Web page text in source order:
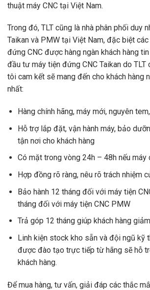
thuật máy CNC tại Việt Nam.
Trong đó, TLT cũng là nhà phân phối duy
Taikan và PMW tại Việt Nam, đặc biệt
đứng CNC được hàng ngàn khách hàng
đầu tư máy tiện đứng CNC Taikan do TLT
tôi cam kết sẽ mang đến cho khách hàng
nhất:
Hàng chính hãng, máy mới, nguyên
Hỗ trợ lắp đặt, vận hành máy, bảo
tận nơi cho khách hàng
Có mặt trong vòng 24h – 48h nếu máy
Hợp đồng rõ ràng, nêu rõ trách nhiệm
Bảo hành 12 tháng đối với máy tiện
tháng đối với máy tiện CNC PMW
Trả góp 12 tháng giúp khách hàng
Linh kiện stock kho sẵn và đội ngũ kỹ
được đào tạo trực tiếp từ hãng sẽ hỗ
khách hàng.
Để mua hàng, tư vấn, giải đáp các thắc